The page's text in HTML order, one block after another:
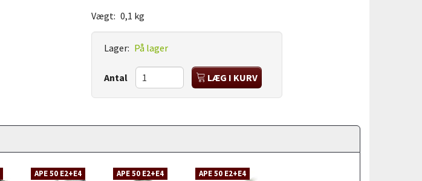
Vægt: 0,1 kg
Lager: På lager
Antal LÆG I KURV
APE 50 E2+E4 APE 50 E2+E4 APE 50 E2+E4